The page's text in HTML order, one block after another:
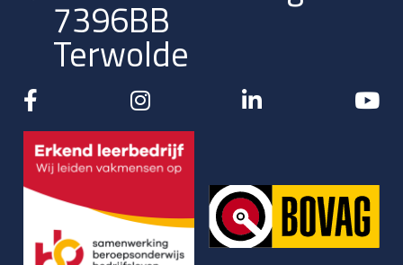
7396BB
Terwolde